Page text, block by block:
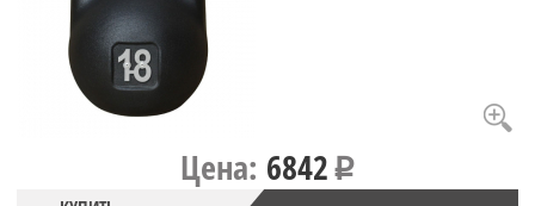
Цена: 6842